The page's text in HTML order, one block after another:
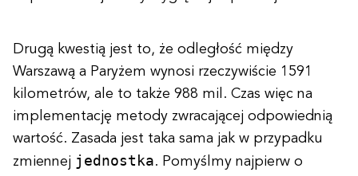
Drugą kwestią jest to, że odległość między
Warszawą a Paryżem wynosi rzeczywiście 1591
kilometrów, ale to także 988 mil. Czas więc na
implementację metody zwracającej odpowiednią
wartość. Zasada jest taka sama jak w przypadku
zmiennej jednostka. Pomyślmy najpierw o